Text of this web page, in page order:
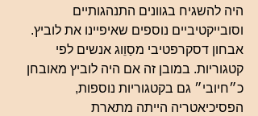
היה להשגיח בגוונים התנהגותיים
וסובייקטיביים נוספים שאיפיינו את לוביץ.
אבחון דסקרפטיבי מסַוֵוג אנשים לפי
קטגוריות. במובן זה אם היה לוביץ מאובחן
כ״חיובי״ גם בקטגוריות נוספות,
הפסיכיאטריה הייתה מתארת